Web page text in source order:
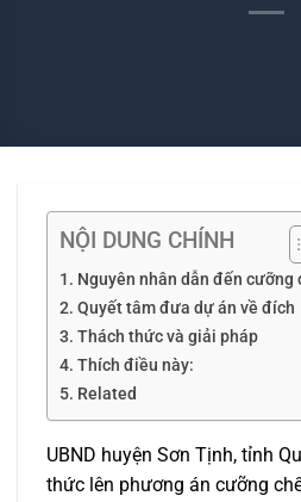
NỘI DUNG CHÍNH
Nguyên nhân dẫn đến cưỡng
Quyết tâm đưa dự án về đích
Thách thức và giải pháp
Thích điều này:
Related
UBND huyện Sơn Tịnh, tỉnh
thức lên phương án cưỡng